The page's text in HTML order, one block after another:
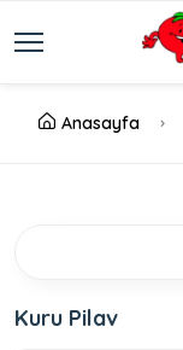
Anasayfa
Kuru Pilav